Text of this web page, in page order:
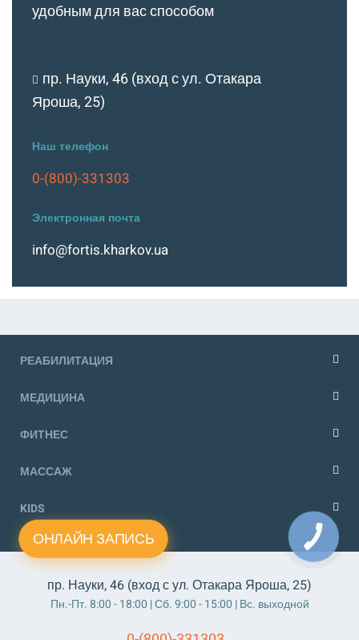
удобным для вас способом
пр. Науки, 46 (вход с ул. Отакара
Яроша, 25)
Наш телефон
0-(800)-331303
Электронная почта
info@fortis.kharkov.ua
РЕАБИЛИТАЦИЯ
МЕДИЦИНА
ФИТНЕС
МАССАЖ
KIDS
пр. Науки, 46 (вход с ул. Отакара Яроша, 25)
Пн.-Пт. 8:00 - 18:00 | Сб. 9:00 - 15:00 | Вс. выходной
ОНЛАЙН ЗАПИСЬ